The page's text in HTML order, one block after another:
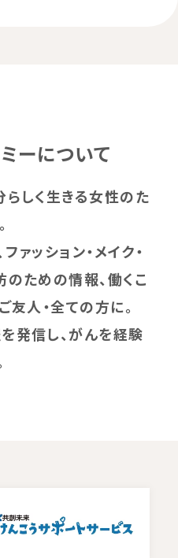
ーについて
らしく生きる女性のた
ァッション・メイク・
のための情報、働くこ
友人・全ての方に。
発信し、がんを経験